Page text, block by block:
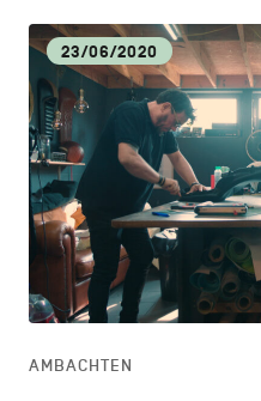
23/06/2020
AMBACHTEN